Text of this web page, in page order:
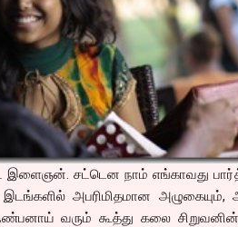
இளைஞன். சட்டென நாம் எங்காவது
இடங்களில் அபரிமிதமான
நண்பனாய் வரும் கூத்து கலை